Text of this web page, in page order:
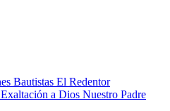
Exaltación a Dios Nuestro Padre